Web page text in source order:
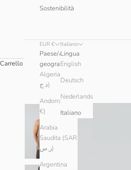
Sostenibilità
EUR €
Paese/Area
geografica
Algeria (DZD
د.ج)
Andorra (EUR
€)
Arabia
Saudita (SAR
ر.س)
Argentina
Italiano
Lingua
English
Deutsch
Nederlands
Italiano
Carrello